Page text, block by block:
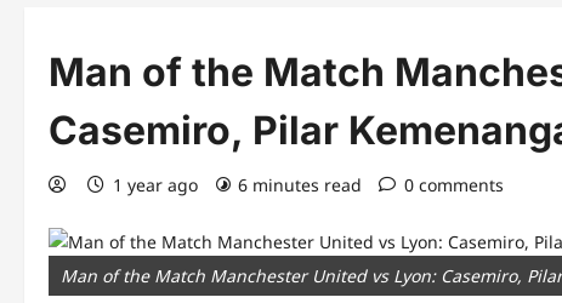
Man of the Match
Casemiro, Pilar
1 year ago 6 minutes read 0 comments
Man of the Match Manchester United vs Lyon: Casemiro,